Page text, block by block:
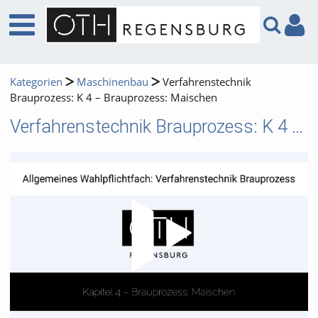
Kategorien Maschinenbau
Verfahrenstechnik
Brauprozess: K 4 – Brauprozess: Maischen
Verfahrenstechnik Brauprozess: K 4 – Brauprozess: Maischen